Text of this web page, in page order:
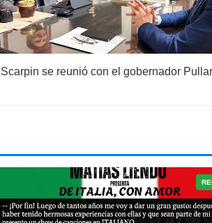
Scarpin se reunió con el gobernador